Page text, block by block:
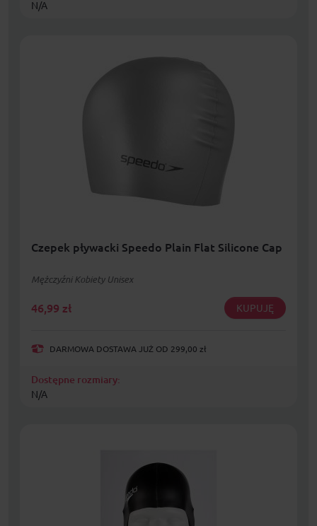
N/A
Czepek pływacki Speedo Plain Flat Silicone Cap
Mężczyźni Kobiety Unisex
46,99 zł KUPUJĘ
DARMOWA DOSTAWA JUŻ OD 299,00 zł
Dostępne rozmiary:
N/A